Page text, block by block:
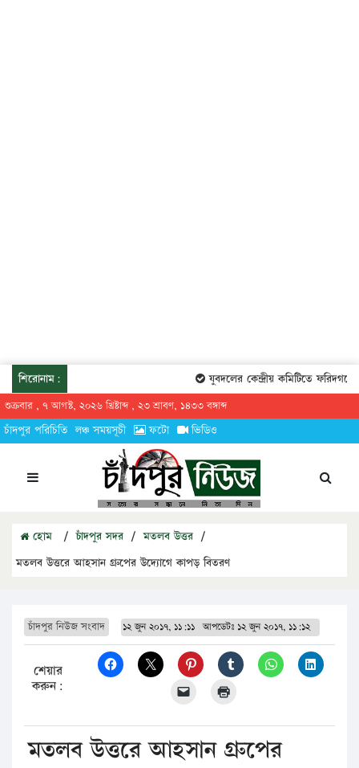
শিরোনাম: যুবদলের কেন্দ্রীয় কমিটিতে
শুক্রবার , ৭ আগস্ট, ২০২৬ খ্রিষ্টাব্দ , ২৩ শ্রাবণ, ১৪৩৩ বঙ্গাব্দ
চাঁদপুর পরিচিতি লঞ্চ সময়সূচী ফটো ভিডিও
হোম / চাঁদপুর সদর / মতলব উত্তর /
মতলব উত্তরে আহসান গ্রুপের উদ্যোগে কাপড় বিতরণ
চাঁদপুর নিউজ সংবাদ ১২ জুন ২০১৭, ১১:১১ আপডেটঃ ১২ জুন ২০১৭, ১১:১২
শেয়ার
করুন:
মতলব উত্তরে আহসান গ্রুপের